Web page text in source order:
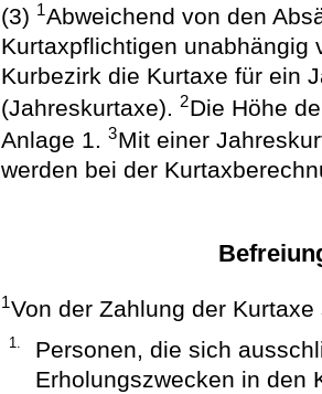
(3) 1Abweichend von den
Kurtaxpflichtigen unabhängig
Kurbezirk die Kurtaxe für ein
(Jahreskurtaxe).2Die Höhe
Anlage 1.3Mit einer
werden bei der
1Von der Zahlung der
1.
Personen, die sich
Erholungszwecken in den